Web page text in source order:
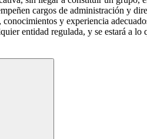
cargos de administración y
y experiencia
entidad regulada, y se estará a